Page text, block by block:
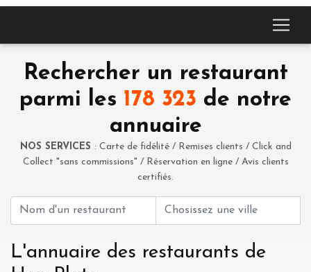
Rechercher un restaurant
parmi les 178 323 de notre
annuaire
NOS SERVICES : Carte de fidélité / Remises clients / Click and
Collect "sans commissions" / Réservation en ligne / Avis clients
certifiés.
L'annuaire des restaurants de